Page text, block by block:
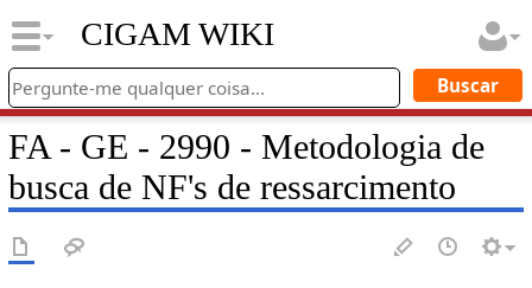
CIGAM WIKI
FA - GE - 2990 - Metodologia de
busca de NF's de ressarcimento